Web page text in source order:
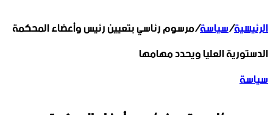
الرئيسية/سياسة/مرسوم رئاسي بتعيين رئيس وأعضاء المحكمة
الدستورية العليا ويحدد مهامها
سياسة